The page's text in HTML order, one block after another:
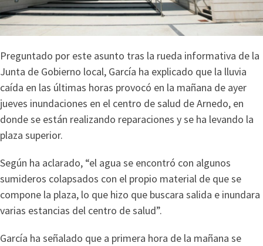
Preguntado por este asunto tras la rueda informativa de la
Junta de Gobierno local, García ha explicado que la lluvia
caída en las últimas horas provocó en la mañana de ayer
jueves inundaciones en el centro de salud de Arnedo, en
donde se están realizando reparaciones y se ha levando la
plaza superior.
Según ha aclarado, “el agua se encontró con algunos
sumideros colapsados con el propio material de que se
compone la plaza, lo que hizo que buscara salida e inundara
varias estancias del centro de salud”.
García ha señalado que a primera hora de la mañana se